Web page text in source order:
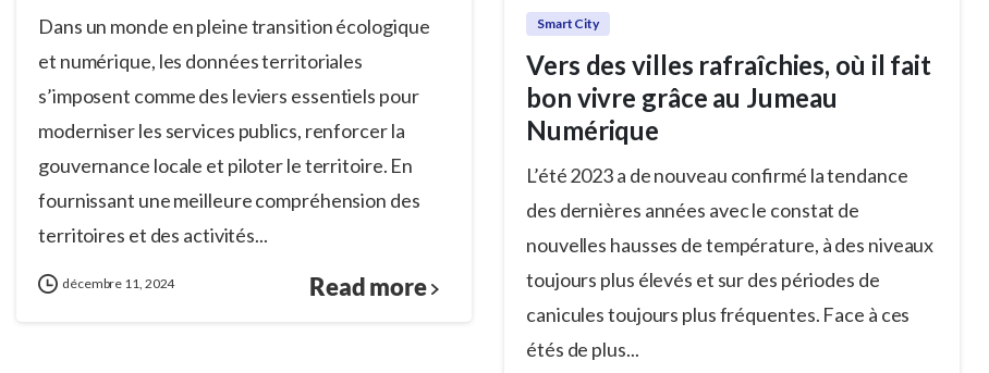
Dans un monde en pleine transition écologique
et numérique, les données territoriales
s’imposent comme des leviers essentiels pour
moderniser les services publics, renforcer la
gouvernance locale et piloter le territoire. En
fournissant une meilleure compréhension des
territoires et des activités...
décembre 11, 2024 Read more
Smart City
Vers des villes rafraîchies, où il fait
bon vivre grâce au Jumeau
Numérique
L’été 2023 a de nouveau confirmé la tendance
des dernières années avec le constat de
nouvelles hausses de température, à des niveaux
toujours plus élevés et sur des périodes de
canicules toujours plus fréquentes. Face à ces
étés de plus...